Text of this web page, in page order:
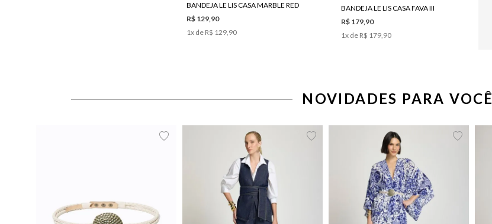
BANDEJA LE LIS CASA MARBLE RED
R$ 129,90
1x de R$ 129,90
BANDEJA LE LIS CASA FAVA III
R$ 179,90
1x de R$ 179,90
NOVIDADES PARA VOCÊ